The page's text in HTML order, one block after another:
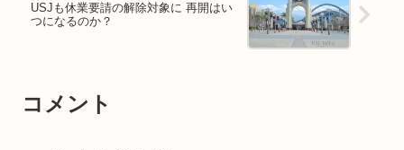
USJも休業要請の解除対象に 再開はい
つになるのか？
コメント